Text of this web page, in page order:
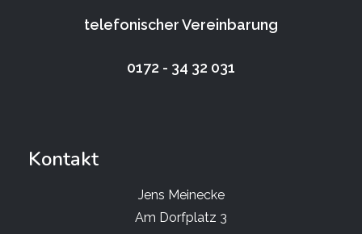
telefonischer Vereinbarung
0172 - 34 32 031
Kontakt
Jens Meinecke
Am Dorfplatz 3